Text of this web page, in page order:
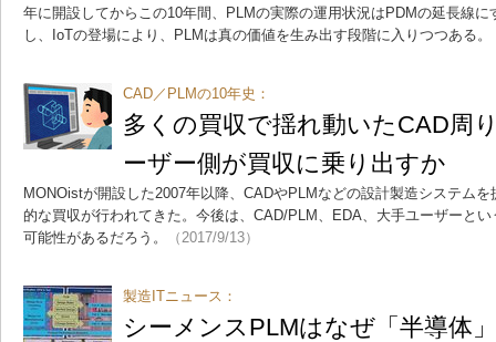
年に開設してからこの10年間、PLMの実際の運用状況はPDMの延長線
し、IoTの登場により、PLMは真の価値を生み出す段階に入りつつある。
CAD／PLMの10年史：
多くの買収で揺れ動いたCAD周
ーザー側が買収に乗り出すか
MONOistが開設した2007年以降、CADやPLMなどの設計製造システム
的な買収が行われてきた。今後は、CAD/PLM、EDA、大手ユーザーと
可能性があるだろう。
（2017/9/13）
製造ITニュース：
シーメンスPLMはなぜ「半導体